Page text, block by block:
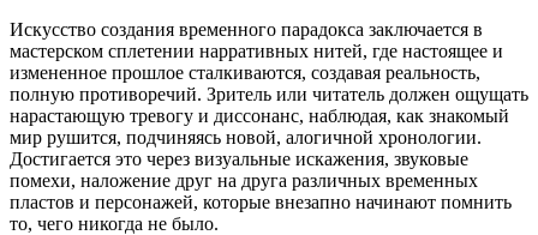
Искусство создания временного парадокса заключается в
мастерском сплетении нарративных нитей, где настоящее и
измененное прошлое сталкиваются, создавая реальность,
полную противоречий. Зритель или читатель должен ощущать
нарастающую тревогу и диссонанс, наблюдая, как знакомый
мир рушится, подчиняясь новой, алогичной хронологии.
Достигается это через визуальные искажения, звуковые
помехи, наложение друг на друга различных временных
пластов и персонажей, которые внезапно начинают помнить
то, чего никогда не было.